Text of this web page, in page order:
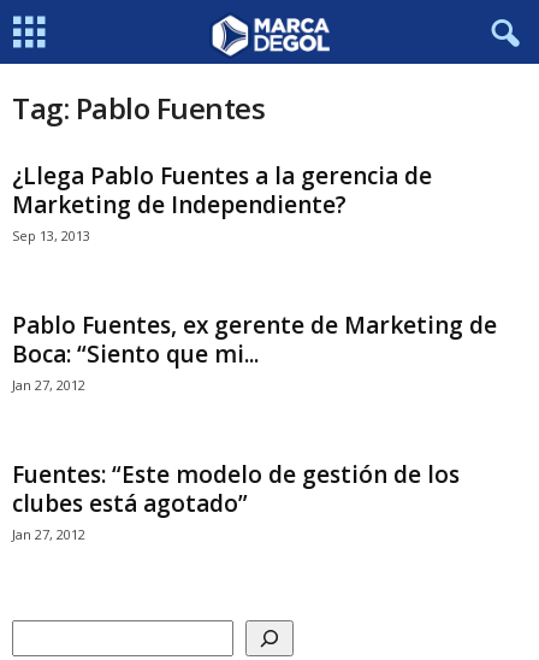
Tag: Pablo Fuentes
¿Llega Pablo Fuentes a la gerencia de
Marketing de Independiente?
Sep 13, 2013
Pablo Fuentes, ex gerente de Marketing de
Boca: “Siento que mi...
Jan 27, 2012
Fuentes: “Este modelo de gestión de los
clubes está agotado”
Jan 27, 2012